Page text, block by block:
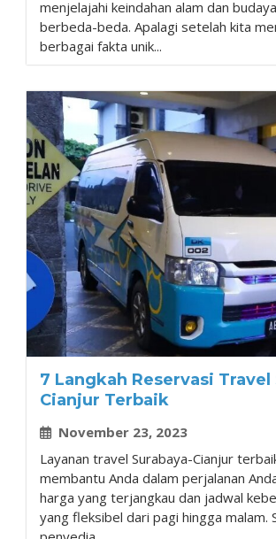
menjelajahi keindahan alam dan
berbeda-beda. Apalagi setelah kita
berbagai fakta unik...
7 Langkah Reservasi Travel
Cianjur Terbaik
November 23, 2023
Layanan travel Surabaya-Cianjur
membantu Anda dalam perjalanan
harga yang terjangkau dan jadwal
yang fleksibel dari pagi hingga malam.